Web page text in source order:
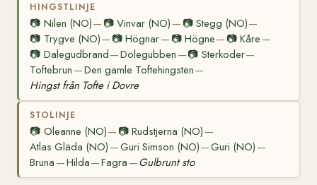
HINGSTLINJE
📷 Nilen (NO)— 📷Vinvar (NO) — 📷 Stegg (NO)—
📷 Trygve (NO)— 📷Högnar— 📷 Högne— 📷 Kåre —
📷 Dalegudbrand—Dölegubben —📷 Sterkoder—
Toftebrun —Den gamle Toftehingsten—
Hingst från Tofte i Dovre
STOLINJE
📷 Oleanne (NO)— 📷Rudstjerna (NO) —
Atlas Gläda (NO) —Guri Simson (NO)—Guri (NO) —
Bruna —Hilda—Fagra —Gulbrunt sto